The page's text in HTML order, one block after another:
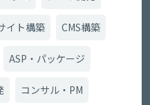
イト構築 CMS構築
ASP・パッケージ
コンサル・PM